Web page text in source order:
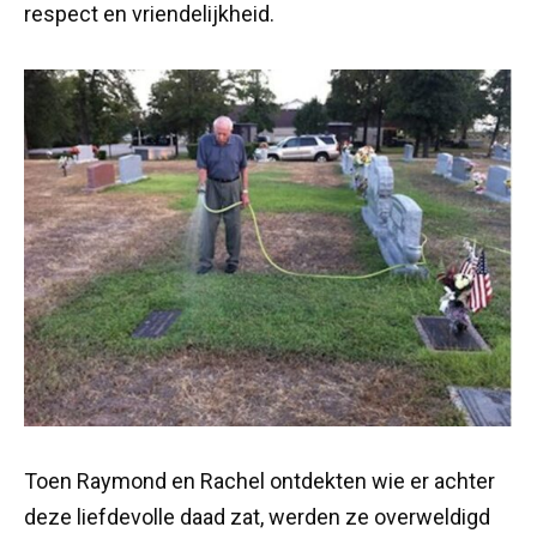
respect en vriendelijkheid.
Toen Raymond en Rachel ontdekten wie er achter
deze liefdevolle daad zat, werden ze overweldigd